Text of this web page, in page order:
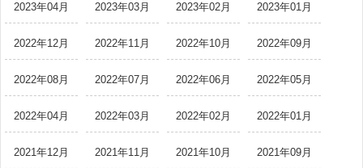
2023年04月 2023年03月 2023年02月 2023年01月
2022年12月 2022年11月 2022年10月 2022年09月
2022年08月 2022年07月 2022年06月 2022年05月
2022年04月 2022年03月 2022年02月 2022年01月
2021年12月 2021年11月 2021年10月 2021年09月